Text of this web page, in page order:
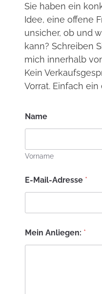
Sie haben ein
Idee, eine offene
unsicher, ob und
kann? Schreiben
mich innerhalb
Kein
Vorrat. Einfach
e
i
M
n
Name
Vorname
E-Mail-Adresse *
Mein Anliegen: *